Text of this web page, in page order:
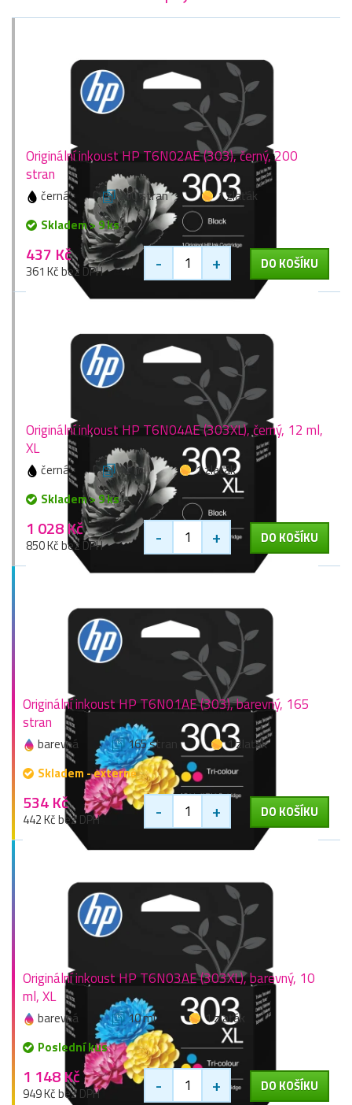
Originální inkoust HP T6N02AE (303), černý, 200
stran
černá 200 stran
1 zlaťák
Skladem > 9 ks
437 Kč
361 Kč bez DPH - + DO KOŠÍKU
Originální inkoust HP T6N04AE (303XL), černý, 12 ml,
XL
černá 12 ml
1 zlaťák
Skladem > 9 ks
1 028 Kč
850 Kč bez DPH - + DO KOŠÍKU
Originální inkoust HP T6N01AE (303), barevný, 165
stran
barevná 165 stran
1 zlaťák
Skladem - externě
534 Kč
442 Kč bez DPH - + DO KOŠÍKU
Originální inkoust HP T6N03AE (303XL), barevný, 10
ml, XL
barevná 10 ml
1 zlaťák
Poslední kus
1 148 Kč
949 Kč bez DPH - + DO KOŠÍKU